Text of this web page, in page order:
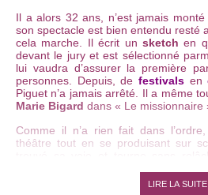
Il a alors 32 ans, n’est jamais
son spectacle est bien entendu resté
cela marche. Il écrit un sketch en
devant le jury et est sélectionné
lui vaudra d’assurer la première
personnes. Depuis, de festivals en
Piguet n’a jamais arrêté. Il a même
Marie Bigard dans « Le missionnaire
Comme il n’a rien fait dans
théâtre tout en se produisant sur
LIRE LA SUITE